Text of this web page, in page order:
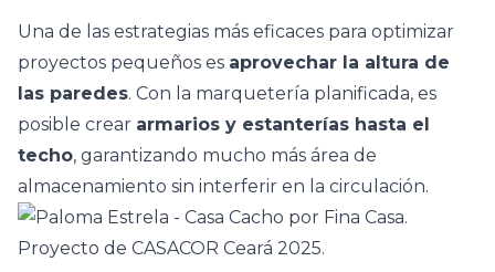
Una de las estrategias más eficaces para optimizar
proyectos pequeños es aprovechar la altura de
las paredes. Con la marquetería planificada, es
posible crear armarios y estanterías hasta el
techo, garantizando mucho más área de
almacenamiento sin interferir en la circulación.